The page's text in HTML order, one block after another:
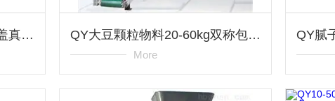
qy按需定制双室食品自动摆盖真空包装机 QY大豆颗粒物料20-60kg双称包装秤厂家
More